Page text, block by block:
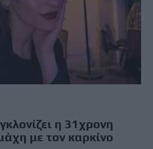
η 31χρονη
με τον καρκίνο